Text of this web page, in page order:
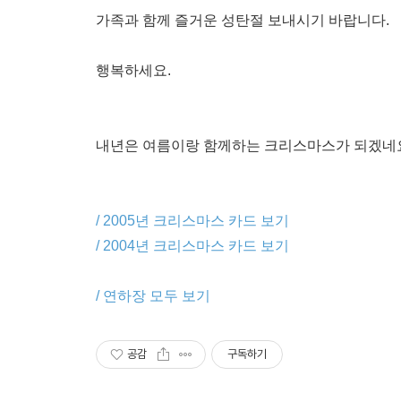
가족과 함께 즐거운 성탄절 보내시기 바랍니다.
행복하세요.
내년은 여름이랑 함께하는 크리스마스가 되겠네
/ 2005년 크리스마스 카드 보기
/ 2004년 크리스마스 카드 보기
/ 연하장 모두 보기
공감 구독하기